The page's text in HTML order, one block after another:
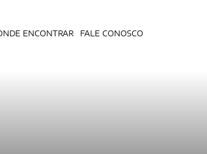
ENCONTRAR FALE CONOSCO